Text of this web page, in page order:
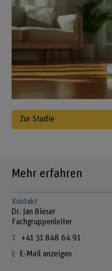
Zur Studie
Mehr erfahren
Kontakt
Dr. Jan Bieser
Fachgruppenleiter
+41 31 848 64 91
E-Mail anzeigen